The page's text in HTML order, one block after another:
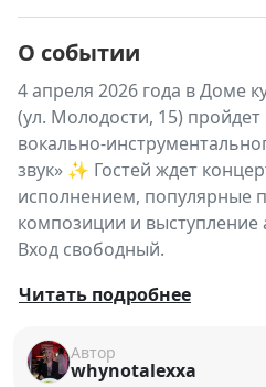
О событии
4 апреля 2026 года в Доме
(ул. Молодости, 15) пройдет
вокально-
звук» ✨ Гостей ждет
исполнением, популярные
композиции и
Вход свободный.
🎶«Живой звук»
и узнаваемые песни
снова и снова 💛 В
Читать подробнее
Автор
whynotalexxa